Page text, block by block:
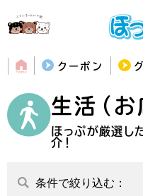
クーポン
生活（お
ほっぷが厳選し
介！